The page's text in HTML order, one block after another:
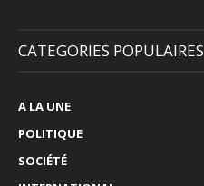
CATEGORIES POPULAIRES
A LA UNE
POLITIQUE
SOCIÉTÉ